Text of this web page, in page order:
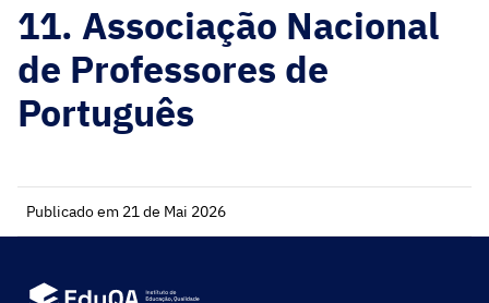
11. Associação Nacional
de Professores de
Português
Publicado em 21 de Mai 2026